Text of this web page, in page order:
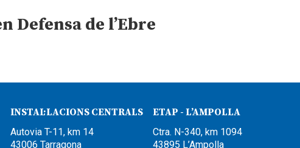
Defensa de l’Ebre
INSTAL·LACIONS CENTRALS
Autovia T-11, km 14
43006 Tarragona
ETAP - L’AMPOLLA
Ctra. N-340, km 1094
43895 L’Ampolla